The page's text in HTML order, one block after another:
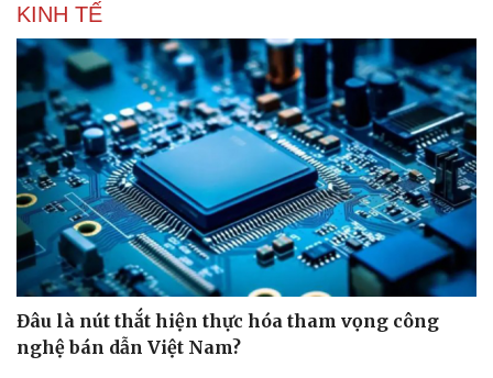
KINH TẾ
Đâu là nút thắt hiện thực hóa tham vọng công
nghệ bán dẫn Việt Nam?